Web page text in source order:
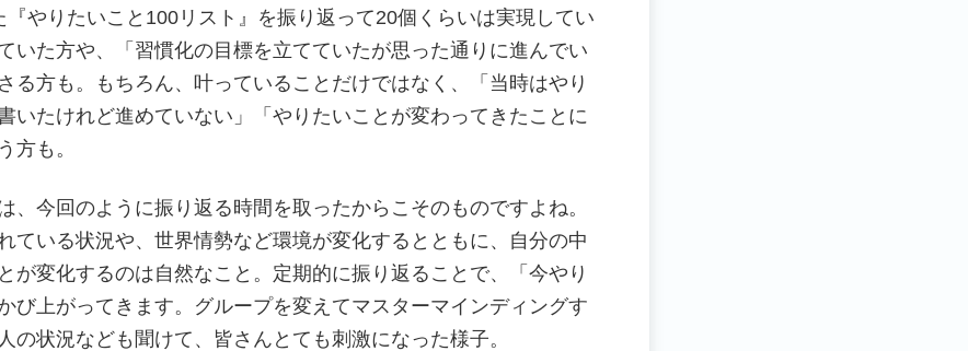
『やりたいこと100リスト』を振り返って20個くらいは実現してい
いた方や、「習慣化の目標を立てていたが思った通りに進んでい
る方も。もちろん、叶っていることだけではなく、「当時はやり
いたけれど進めていない」「やりたいことが変わってきたことに
方も。
、今回のように振り返る時間を取ったからこそのものですよね。
ている状況や、世界情勢など環境が変化するとともに、自分の中
が変化するのは自然なこと。定期的に振り返ることで、「今やり
び上がってきます。グループを変えてマスターマインディングす
の状況なども聞けて、皆さんとても刺激になった様子。